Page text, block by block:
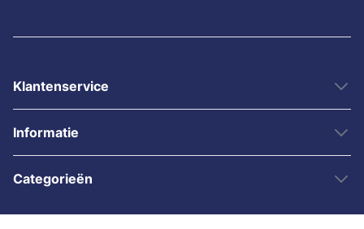
Klantenservice
Informatie
Categorieën